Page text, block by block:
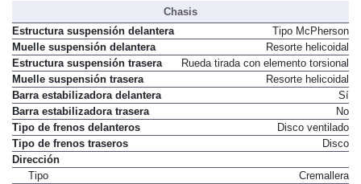
Chasis
Estructura suspensión delantera
Tipo McPherson
Muelle suspensión delantera
Resorte helicoidal
Estructura suspensión trasera
Rueda tirada con elemento torsional
Muelle suspensión trasera
Resorte helicoidal
Barra estabilizadora delantera
Sí
Barra estabilizadora trasera
No
Tipo de frenos delanteros
Disco ventilado
Tipo de frenos traseros
Disco
Dirección
Tipo
Cremallera